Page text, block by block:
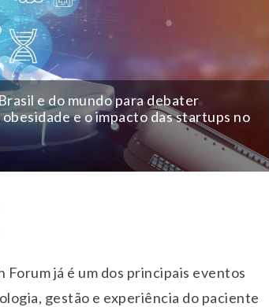
e do mundo para debater
e o impacto das startups no
já é um dos principais eventos
gestão e experiência do paciente